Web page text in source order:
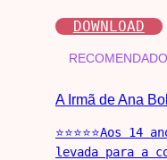
DOWNLOAD
A Irmã de Ana
⭐⭐⭐⭐⭐Aos
levada para a